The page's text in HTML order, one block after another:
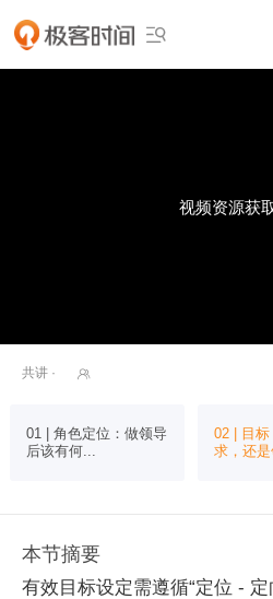

视频资源获
共讲 · 
01 | 角色定位：做领导
后该有何...
02 | 目标
求，还
本节摘要
有效目标设定需遵循“定位 -